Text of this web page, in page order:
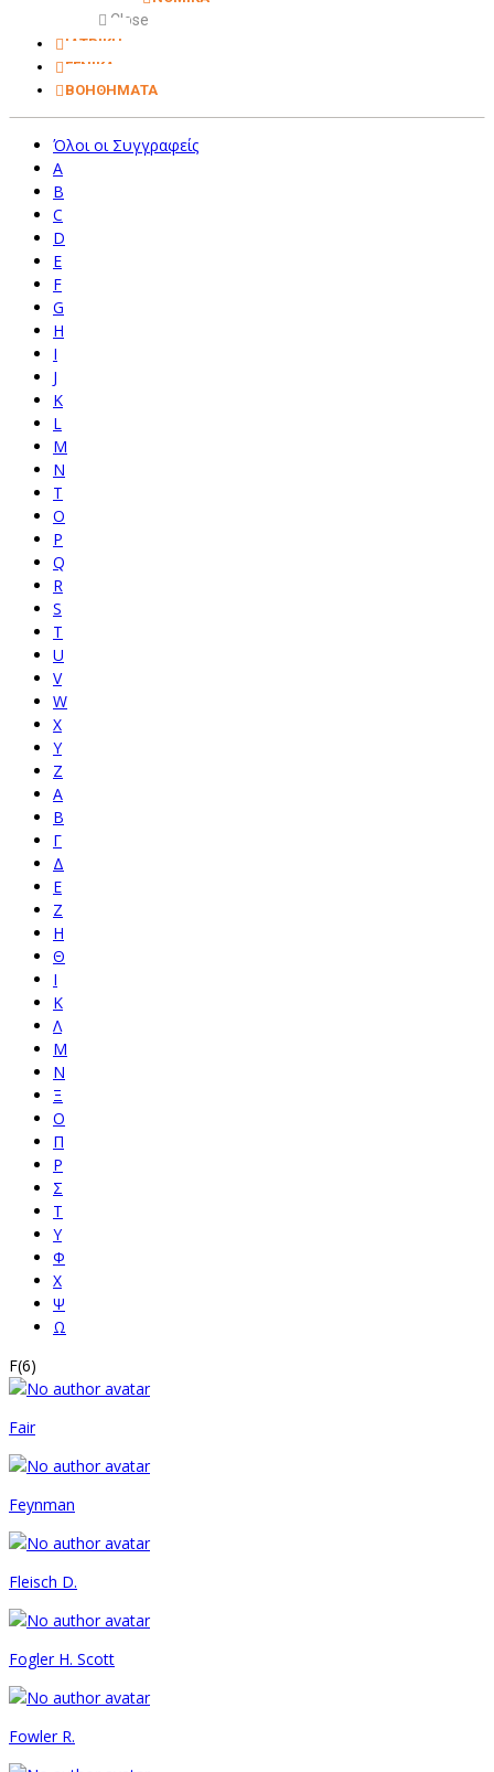
Close
ΙΑΤΡΙΚΗ
ΓΕΝΙΚΑ
ΒΟΗΘΗΜΑΤΑ
Όλοι οι Συγγραφείς
A
B
C
D
E
F
G
H
I
J
K
L
M
N
T
O
P
Q
R
S
T
U
V
W
X
Y
Z
Α
Β
Γ
Δ
Ε
Ζ
Η
Θ
Ι
Κ
Λ
Μ
Ν
Ξ
Ο
Π
Ρ
Σ
Τ
Υ
Φ
Χ
Ψ
Ω
F(6)
Fair
Feynman
Fleisch D.
Fogler H. Scott
Fowler R.